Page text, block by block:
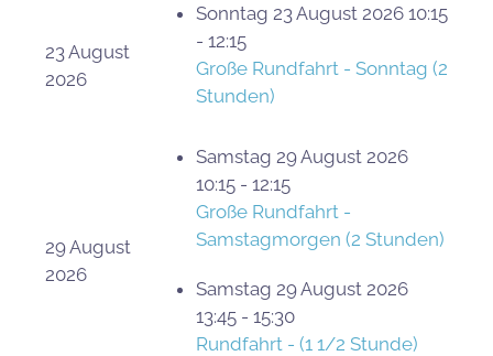
23 August
2026
Sonntag 23 August 2026 10:15
- 12:15
Große Rundfahrt - Sonntag (2
Stunden)
29 August
2026
Samstag 29 August 2026
10:15 - 12:15
Große Rundfahrt -
Samstagmorgen (2 Stunden)
Samstag 29 August 2026
13:45 - 15:30
Rundfahrt - (1 1/2 Stunde)